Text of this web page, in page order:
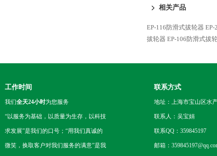
相关产品
EP-116防滑式拔轮器 EP-
拔轮器 EP-106防滑式拔
工作时间
我们全天24小时为您服务
“以服务为基础，以质量为生存，以科技
求发展”是我们的口号；“用我们真诚的
微笑，换取客户对我们服务的满意”是我
联系方式
地址：上海市宝山区水
联系人：吴宝娟
联系QQ：359845197
邮箱：